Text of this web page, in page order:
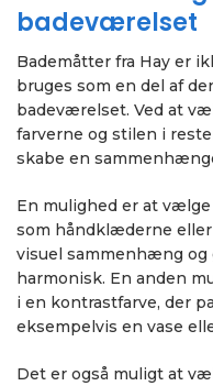
badeværelset
Bademåtter fra Hay er
bruges som en del af
badeværelset. Ved at
farverne og stilen i
skabe en
En mulighed er at
som håndklæderne
visuel sammenhæng
harmonisk. En anden
i en kontrastfarve, der
eksempelvis en vase
Det er også muligt at